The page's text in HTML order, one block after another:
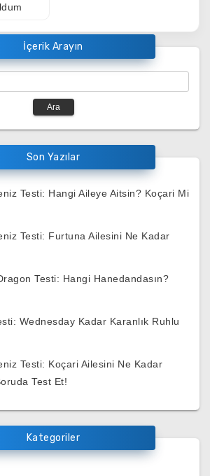
İçerik Arayın
Son Yazılar
Testi: Hangi Aileye Aitsin? Koçari Mi
Testi: Furtuna Ailesini Ne Kadar
Testi: Hangi Hanedandasın?
Wednesday Kadar Karanlık Ruhlu
Testi: Koçari Ailesini Ne Kadar
Test Et!
Kategoriler